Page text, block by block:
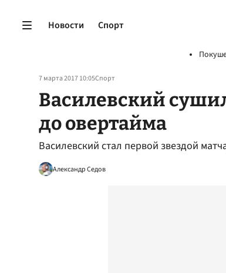
Новости Спорт
7 марта 2017 10:05Спорт
Василевский
до овертайма
Василевский стал первой звездой
Александр Седов